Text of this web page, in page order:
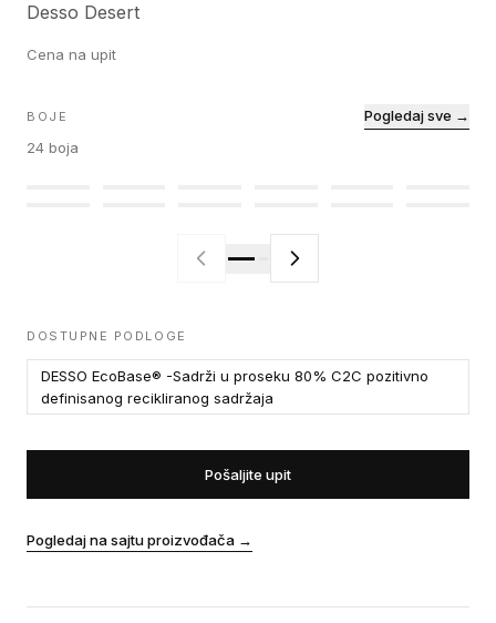
Desso Desert
Cena na upit
BOJE
24 boja
Pogledaj sve →
DOSTUPNE PODLOGE
DESSO EcoBase® -Sadrži u proseku 80% C2C pozitivno
definisanog recikliranog sadržaja
Pošaljite upit
Pogledaj na sajtu proizvođača →